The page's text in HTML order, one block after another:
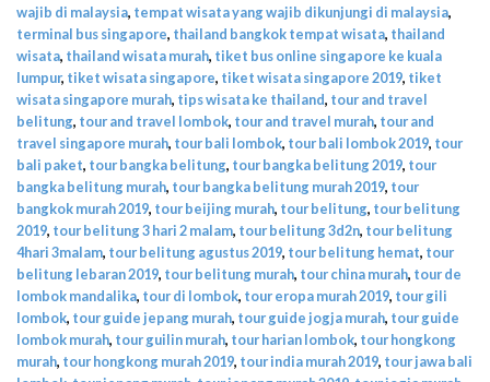
wajib di malaysia, tempat wisata yang wajib dikunjungi di malaysia,
terminal bus singapore, thailand bangkok tempat wisata, thailand
wisata, thailand wisata murah, tiket bus online singapore ke kuala
lumpur, tiket wisata singapore, tiket wisata singapore 2019, tiket
wisata singapore murah, tips wisata ke thailand, tour and travel
belitung, tour and travel lombok, tour and travel murah, tour and
travel singapore murah, tour bali lombok, tour bali lombok 2019, tour
bali paket, tour bangka belitung, tour bangka belitung 2019, tour
bangka belitung murah, tour bangka belitung murah 2019, tour
bangkok murah 2019, tour beijing murah, tour belitung, tour belitung
2019, tour belitung 3 hari 2 malam, tour belitung 3d2n, tour belitung
4hari 3malam, tour belitung agustus 2019, tour belitung hemat, tour
belitung lebaran 2019, tour belitung murah, tour china murah, tour de
lombok mandalika, tour di lombok, tour eropa murah 2019, tour gili
lombok, tour guide jepang murah, tour guide jogja murah, tour guide
lombok murah, tour guilin murah, tour harian lombok, tour hongkong
murah, tour hongkong murah 2019, tour india murah 2019, tour jawa bali